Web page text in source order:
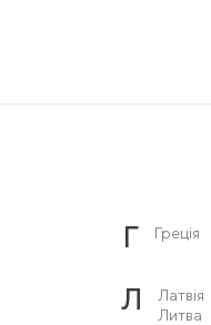
Г Греція
Л
Латвія
Литва